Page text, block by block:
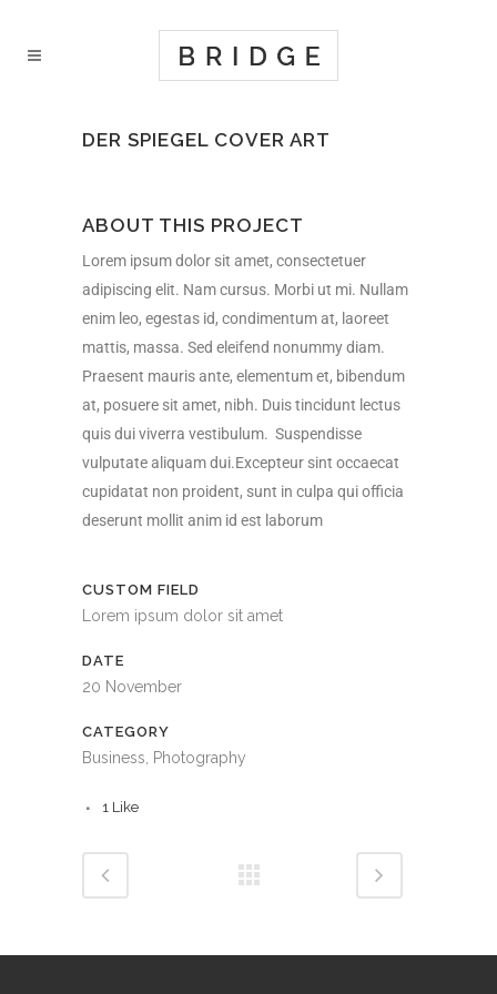
DER SPIEGEL COVER ART
ABOUT THIS PROJECT
Lorem ipsum dolor sit amet, consectetuer
adipiscing elit. Nam cursus. Morbi ut mi. Nullam
enim leo, egestas id, condimentum at, laoreet
mattis, massa. Sed eleifend nonummy diam.
Praesent mauris ante, elementum et, bibendum
at, posuere sit amet, nibh. Duis tincidunt lectus
quis dui viverra vestibulum. Suspendisse
vulputate aliquam dui.Excepteur sint occaecat
cupidatat non proident, sunt in culpa qui officia
deserunt mollit anim id est laborum
CUSTOM FIELD
Lorem ipsum dolor sit amet
DATE
20 November
CATEGORY
Business, Photography
1 Like